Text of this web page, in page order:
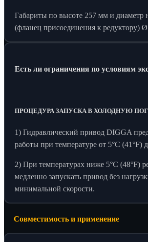
Габариты по высоте 257 мм и диаметр
(фланец присоединения к редуктору)
Есть ли ограничения по условиям
ПРОЦЕДУРА ЗАПУСКА В ХОЛОДНУЮ
1) Гидравлический привод DIGGA
работы при температуре от 5°C (41°F)
2) При температурах ниже 5°C (48°F)
медленно запускать привод без
минимальной скорости.
Совместимость и применение